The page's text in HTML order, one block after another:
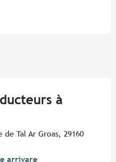
à
Tal Ar Groas, 29160
arrivare